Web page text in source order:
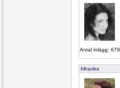
Antal inlägg: 679
hfranke